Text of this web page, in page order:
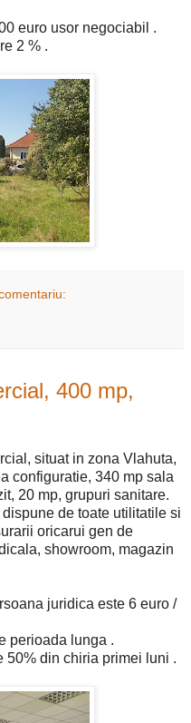
euro usor negociabil .
2 % .
400 mp,
situat in zona Vlahuta,
configuratie, 340 mp sala
20 mp, grupuri sanitare.
de toate utilitatile si
oricarui gen de
showroom, magazin
juridica este 6 euro /
perioada lunga .
50% din chiria primei luni .